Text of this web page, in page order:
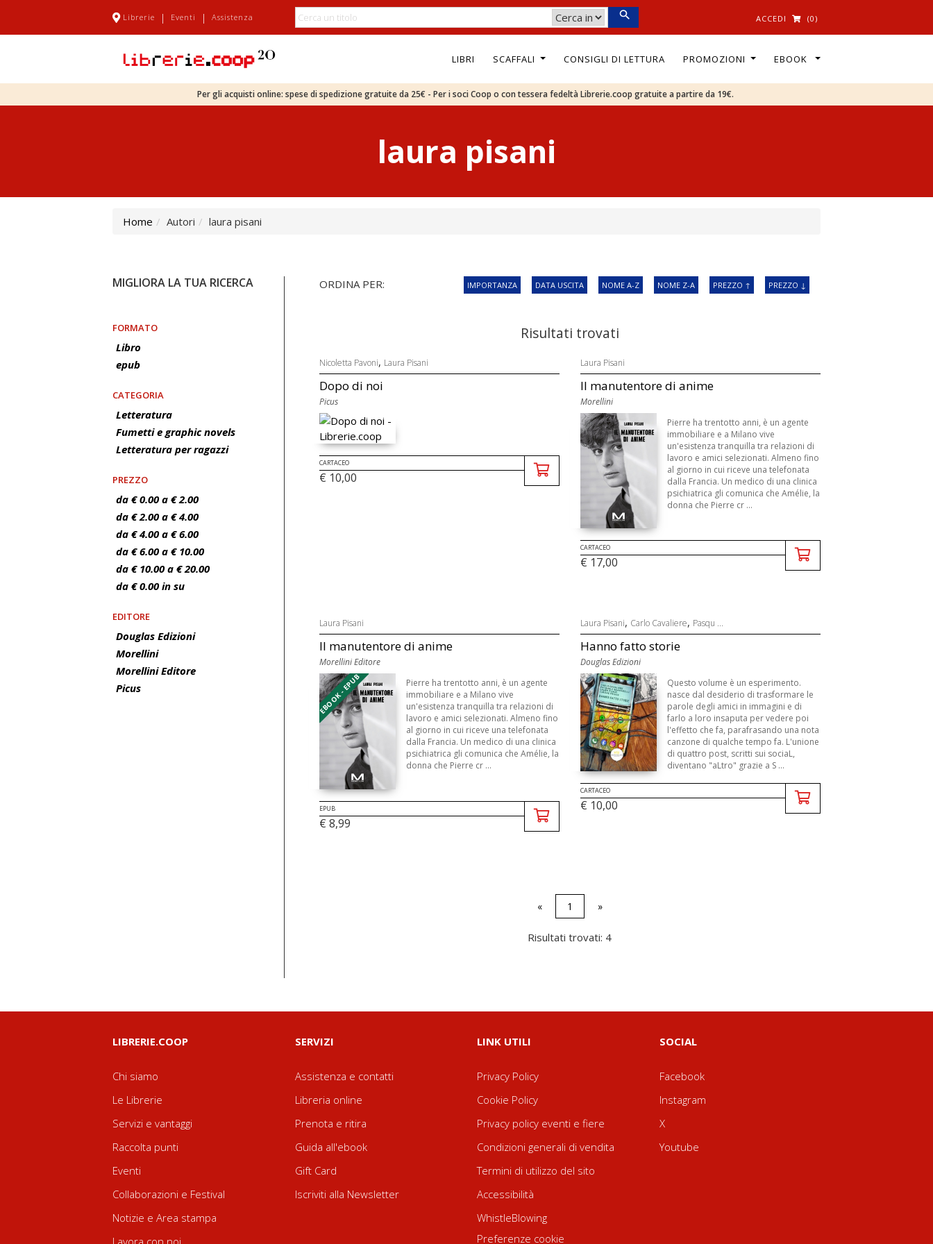
Librerie | Eventi | Assistenza ACCEDI (0)
LIBRI SCAFFALI CONSIGLI DI LETTURA PROMOZIONI EBOOK
Per gli acquisti online: spese di spedizione gratuite da 25€ - Per i soci Coop o con tessera fedeltà Librerie.coop gratuite a partire da 19€.
laura pisani
Home Autori laura pisani
MIGLIORA LA TUA RICERCA
FORMATO
Libro
epub
CATEGORIA
Letteratura
Fumetti e graphic novels
Letteratura per ragazzi
PREZZO
da € 0.00 a € 2.00
da € 2.00 a € 4.00
da € 4.00 a € 6.00
da € 6.00 a € 10.00
da € 10.00 a € 20.00
da € 0.00 in su
EDITORE
Douglas Edizioni
Morellini
Morellini Editore
Picus
ORDINA PER: IMPORTANZA DATA USCITA NOME A-Z NOME Z-A PREZZO ↑ PREZZO ↓
Risultati trovati
Nicoletta Pavoni, Laura Pisani
Dopo di noi
Picus
CARTACEO
€ 10,00
Laura Pisani
Il manutentore di anime
Morellini
Pierre ha trentotto anni, è un agente
immobiliare e a Milano vive
un'esistenza tranquilla tra relazioni di
lavoro e amici selezionati. Almeno fino
al giorno in cui riceve una telefonata
dalla Francia. Un medico di una clinica
psichiatrica gli comunica che Amélie, la
donna che Pierre cr ...
CARTACEO
€ 17,00
Laura Pisani
Il manutentore di anime
Morellini Editore
EBOOK - EPUB
Pierre ha trentotto anni, è un agente
immobiliare e a Milano vive
un'esistenza tranquilla tra relazioni di
lavoro e amici selezionati. Almeno fino
al giorno in cui riceve una telefonata
dalla Francia. Un medico di una clinica
psichiatrica gli comunica che Amélie, la
donna che Pierre cr ...
EPUB
€ 8,99
Laura Pisani, Carlo Cavaliere, Pasqu ...
Hanno fatto storie
Douglas Edizioni
Questo volume è un esperimento.
nasce dal desiderio di trasformare le
parole degli amici in immagini e di
farlo a loro insaputa per vedere poi
l'effetto che fa, parafrasando una nota
canzone di qualche tempo fa. L'unione
di quattro post, scritti sui sociaL,
diventano "aLtro" grazie a S ...
CARTACEO
€ 10,00
« 1 »
Risultati trovati: 4
LIBRERIE.COOP
Chi siamo
Le Librerie
Servizi e vantaggi
Raccolta punti
Eventi
Collaborazioni e Festival
Notizie e Area stampa
Lavora con noi
SERVIZI
Assistenza e contatti
Libreria online
Prenota e ritira
Guida all'ebook
Gift Card
Iscriviti alla Newsletter
LINK UTILI
Privacy Policy
Cookie Policy
Privacy policy eventi e fiere
Condizioni generali di vendita
Termini di utilizzo del sito
Accessibilità
WhistleBlowing
Preferenze cookie
SOCIAL
Facebook
Instagram
X
Youtube